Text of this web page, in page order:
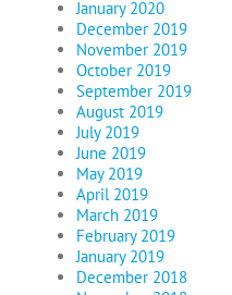
January 2020
December 2019
November 2019
October 2019
September 2019
August 2019
July 2019
June 2019
May 2019
April 2019
March 2019
February 2019
January 2019
December 2018